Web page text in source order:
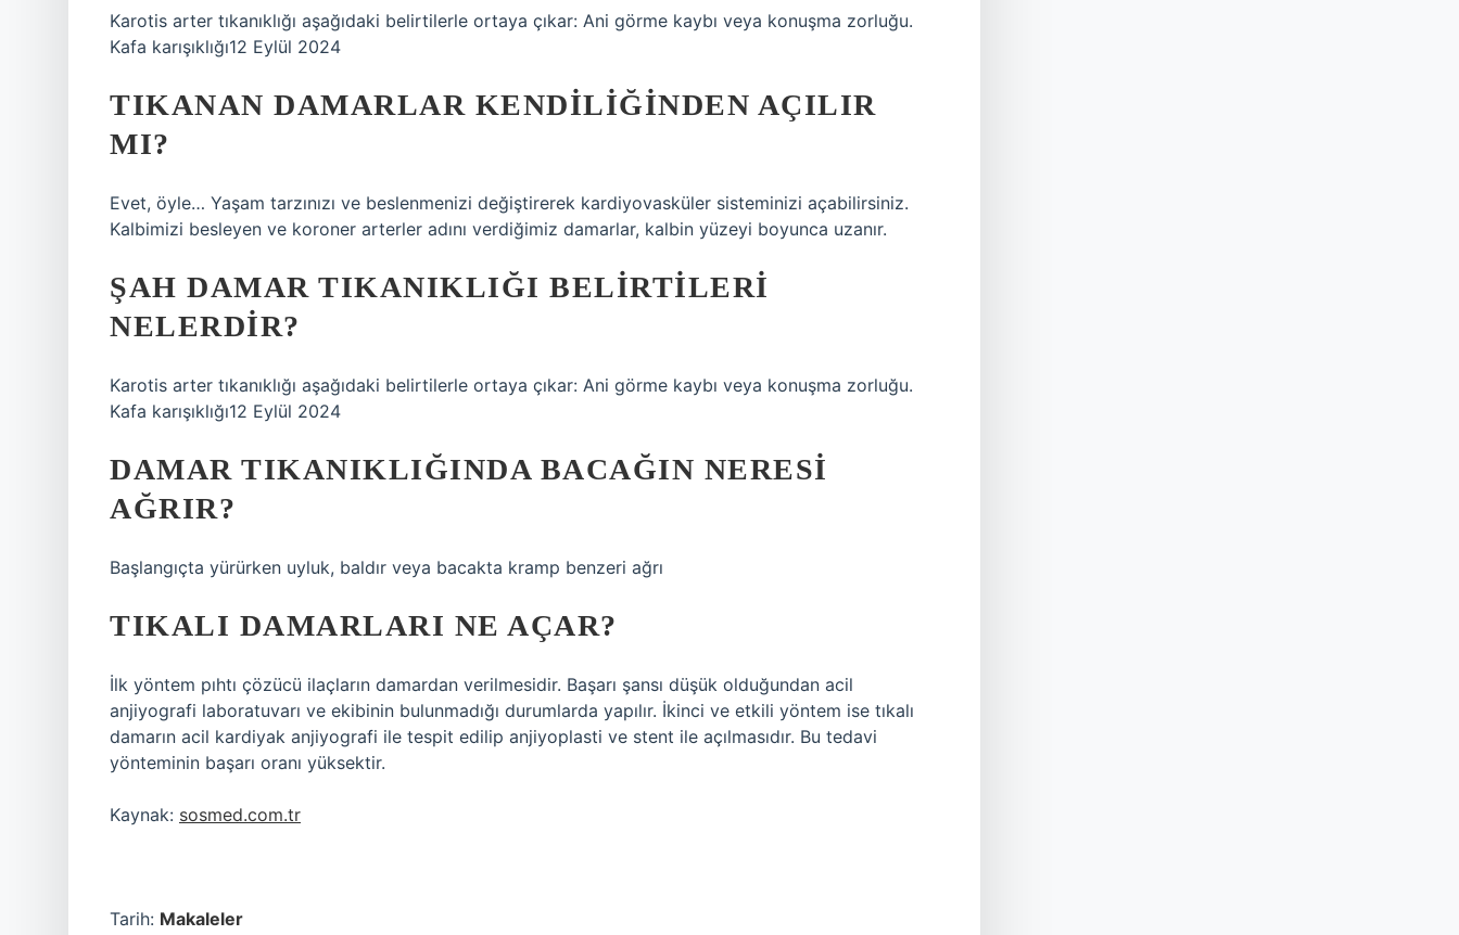
Karotis arter tıkanıklığı aşağıdaki belirtilerle ortaya çıkar: Ani görme kaybı veya konuşma zorluğu.
Kafa karışıklığı12 Eylül 2024
TIKANAN DAMARLAR KENDILIĞINDEN AÇILIR
MI?
Evet, öyle… Yaşam tarzınızı ve beslenmenizi değiştirerek kardiyovasküler sisteminizi açabilirsiniz.
Kalbimizi besleyen ve koroner arterler adını verdiğimiz damarlar, kalbin yüzeyi boyunca uzanır.
ŞAH DAMAR TIKANIKLIĞI BELIRTILERI
NELERDIR?
Karotis arter tıkanıklığı aşağıdaki belirtilerle ortaya çıkar: Ani görme kaybı veya konuşma zorluğu.
Kafa karışıklığı12 Eylül 2024
DAMAR TIKANIKLIĞINDA BACAĞIN NERESI
AĞRIR?
Başlangıçta yürürken uyluk, baldır veya bacakta kramp benzeri ağrı
TIKALI DAMARLARI NE AÇAR?
İlk yöntem pıhtı çözücü ilaçların damardan verilmesidir. Başarı şansı düşük olduğundan acil
anjiyografi laboratuvarı ve ekibinin bulunmadığı durumlarda yapılır. İkinci ve etkili yöntem ise tıkalı
damarın acil kardiyak anjiyografi ile tespit edilip anjiyoplasti ve stent ile açılmasıdır. Bu tedavi
yönteminin başarı oranı yüksektir.
Kaynak: sosmed.com.tr
Tarih: Makaleler